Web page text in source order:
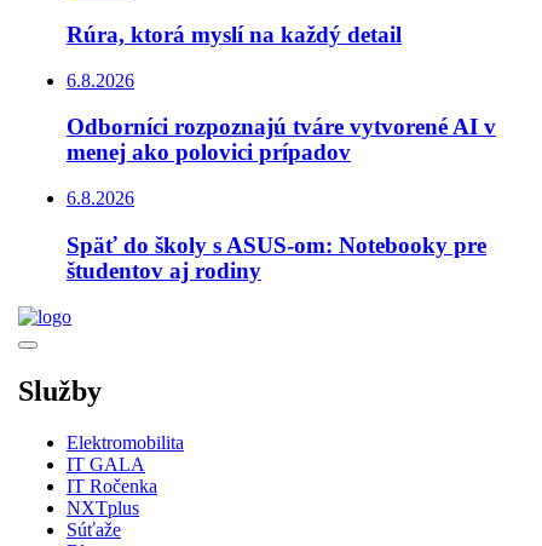
Rúra, ktorá myslí na každý detail
6.8.2026
Odborníci rozpoznajú tváre vytvorené AI v
menej ako polovici prípadov
6.8.2026
Späť do školy s ASUS-om: Notebooky pre
študentov aj rodiny
Služby
Elektromobilita
IT GALA
IT Ročenka
NXTplus
Súťaže